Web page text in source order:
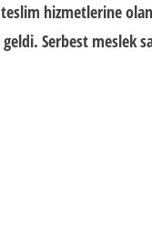
hizmetlerine
Serbest meslek